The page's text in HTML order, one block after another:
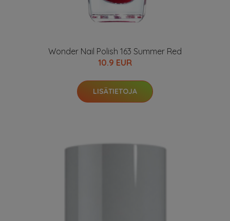
Wonder Nail Polish 163 Summer Red
10.9 EUR
LISÄTIETOJA